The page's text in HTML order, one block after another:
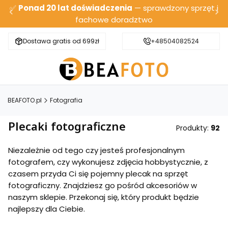
✅ Ponad 20 lat doświadczenia — sprawdzony sprzęt i
fachowe doradztwo
Dostawa gratis od 699zł Bezpieczna wysyłka
+48504082524
BEAFOTO.pl Fotografia
Plecaki fotograficzne Produkty: 92
Niezależnie od tego czy jesteś profesjonalnym
fotografem, czy wykonujesz zdjęcia hobbystycznie, z
czasem przyda Ci się pojemny plecak na sprzęt
fotograficzny. Znajdziesz go pośród akcesoriów w
naszym sklepie. Przekonaj się, który produkt będzie
najlepszy dla Ciebie.